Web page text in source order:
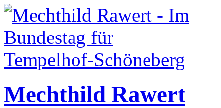
Mechthild Rawert